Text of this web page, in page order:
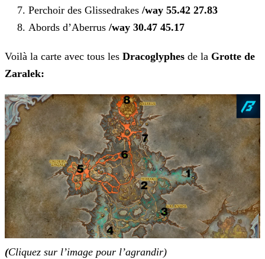
Perchoir des Glissedrakes /way 55.42 27.83
Abords d’Aberrus /way 30.47 45.17
Voilà la carte avec tous les Dracoglyphes de la Grotte de
Zaralek:
(Cliquez sur l’image pour l’agrandir)